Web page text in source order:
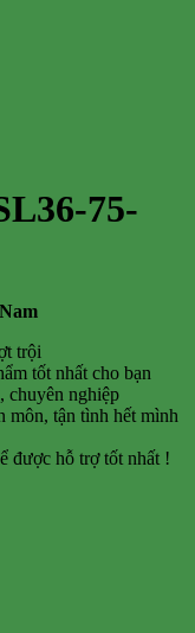
75-
trội
tốt nhất cho bạn
chuyên nghiệp
môn, tận tình hết mình
được hỗ trợ tốt nhất !